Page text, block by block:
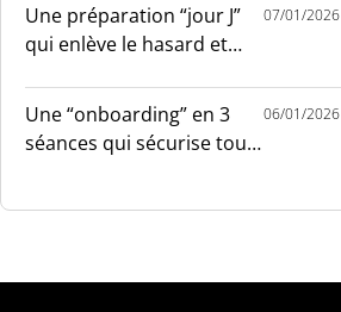
Une préparation “jour J”
qui enlève le hasard et
07/01/2026
Une “onboarding” en 3
séances qui sécurise tout
06/01/2026